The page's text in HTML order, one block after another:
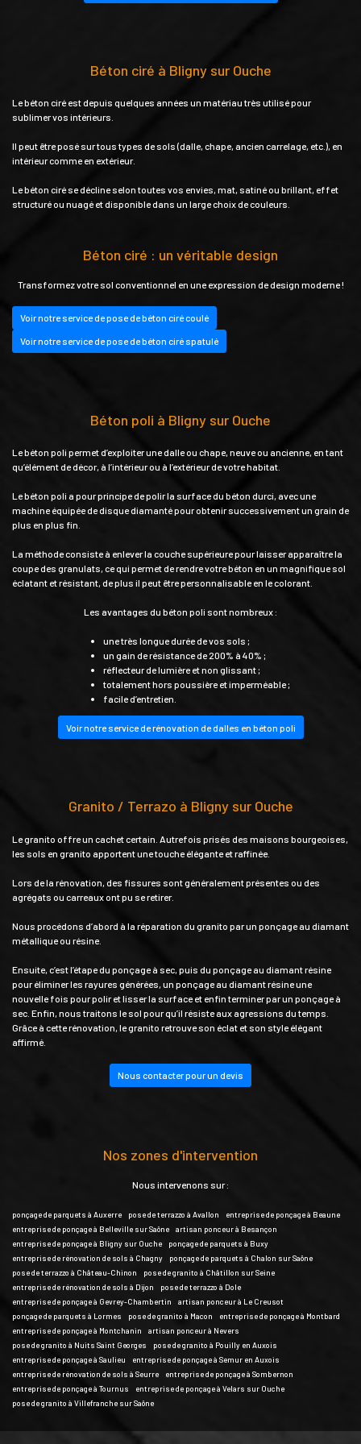
Béton ciré à Bligny sur Ouche
Le béton ciré est depuis quelques années un matériau très utilisé pour
sublimer vos intérieurs.
Il peut être posé sur tous types de sols (dalle, chape, ancien carrelage, etc.), en
intérieur comme en extérieur.
Le béton ciré se décline selon toutes vos envies, mat, satiné ou brillant, effet
structuré ou nuagé et disponible dans un large choix de couleurs.
Béton ciré : un véritable design
Transformez votre sol conventionnel en une expression de design moderne !
Voir notre service de pose de béton ciré coulé
Voir notre service de pose de béton ciré spatulé
Béton poli à Bligny sur Ouche
Le béton poli permet d’exploiter une dalle ou chape, neuve ou ancienne, en tant
qu’élément de décor, à l’intérieur ou à l’extérieur de votre habitat.
Le béton poli a pour principe de polir la surface du béton durci, avec une
machine équipée de disque diamanté pour obtenir successivement un grain de
plus en plus fin.
La méthode consiste à enlever la couche supérieure pour laisser apparaître la
coupe des granulats, ce qui permet de rendre votre béton en un magnifique sol
éclatant et résistant, de plus il peut être personnalisable en le colorant.
Les avantages du béton poli sont nombreux :
une très longue durée de vos sols ;
un gain de résistance de 200% à 40% ;
réflecteur de lumière et non glissant ;
totalement hors poussière et imperméable ;
facile d’entretien.
Voir notre service de rénovation de dalles en béton poli
Granito / Terrazo à Bligny sur Ouche
Le granito offre un cachet certain. Autrefois prisés des maisons bourgeoises,
les sols en granito apportent une touche élégante et raffinée.
Lors de la rénovation, des fissures sont généralement présentes ou des
agrégats ou carreaux ont pu se retirer.
Nous procédons d’abord à la réparation du granito par un ponçage au diamant
métallique ou résine.
Ensuite, c’est l’étape du ponçage à sec, puis du ponçage au diamant résine
pour éliminer les rayures générées, un ponçage au diamant résine une
nouvelle fois pour polir et lisser la surface et enfin terminer par un ponçage à
sec. Enfin, nous traitons le sol pour qu’il résiste aux agressions du temps.
Grâce à cette rénovation, le granito retrouve son éclat et son style élégant
affirmé.
Nous contacter pour un devis
Nos zones d'intervention
Nous intervenons sur :
ponçage de parquets à Auxerre pose de terrazzo à Avallon
entreprise de ponçage à Beaune
entreprise de ponçage à Belleville sur Saône
artisan ponceur à Besançon
entreprise de ponçage à Bligny sur Ouche
ponçage de parquets à Buxy
entreprise de rénovation de sols à Chagny
ponçage de parquets à Chalon sur Saône
pose de terrazzo à Château-Chinon
pose de granito à Châtillon sur Seine
entreprise de rénovation de sols à Dijon
pose de terrazzo à Dole
entreprise de ponçage à Gevrey-Chambertin
artisan ponceur à Le Creusot
ponçage de parquets à Lormes
pose de granito à Macon
entreprise de ponçage à Montbard
entreprise de ponçage à Montchanin
artisan ponceur à Nevers
pose de granito à Nuits Saint Georges
pose de granito à Pouilly en Auxois
entreprise de ponçage à Saulieu
entreprise de ponçage à Semur en Auxois
entreprise de rénovation de sols à Seurre
entreprise de ponçage à Sombernon
entreprise de ponçage à Tournus
entreprise de ponçage à Velars sur Ouche
pose de granito à Villefranche sur Saône